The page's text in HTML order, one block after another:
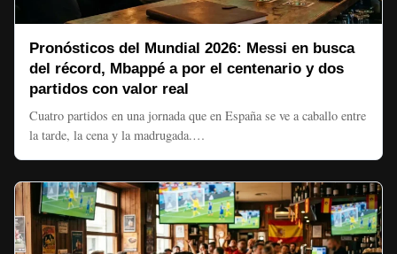
Pronósticos del Mundial 2026: Messi en busca
del récord, Mbappé a por el centenario y dos
partidos con valor real
Cuatro partidos en una jornada que en España se ve a caballo entre
la tarde, la cena y la madrugada.…